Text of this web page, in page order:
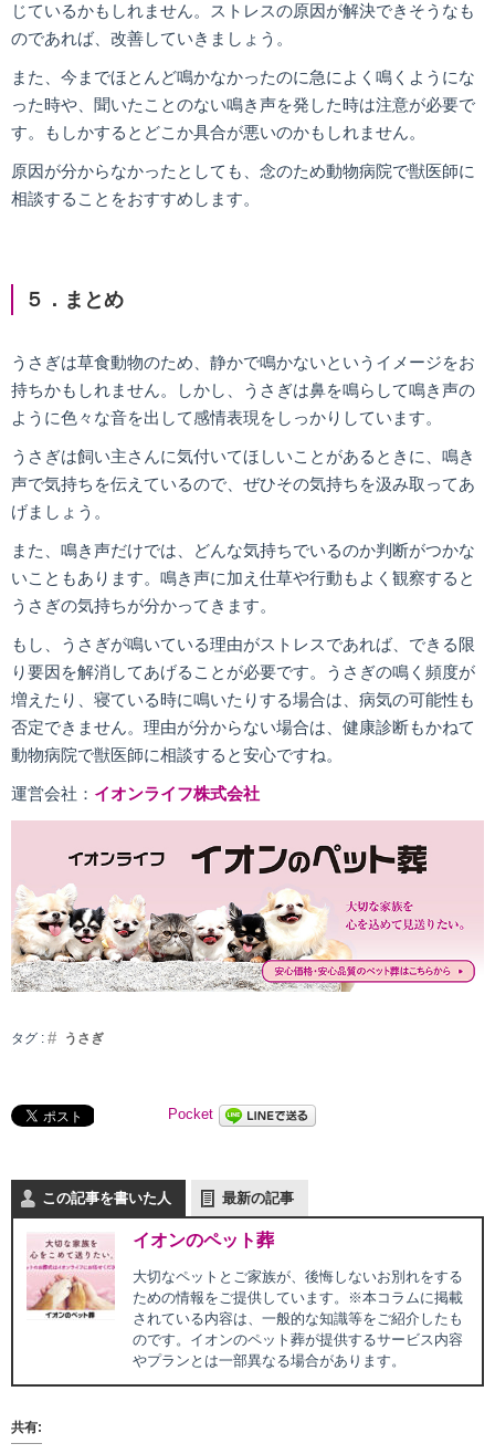
じているかもしれません。ストレスの原因が解決できそうなも
のであれば、改善していきましょう。
また、今までほとんど鳴かなかったのに急によく鳴くようにな
った時や、聞いたことのない鳴き声を発した時は注意が必要で
す。もしかするとどこか具合が悪いのかもしれません。
原因が分からなかったとしても、念のため動物病院で獣医師に
相談することをおすすめします。
５．まとめ
うさぎは草食動物のため、静かで鳴かないというイメージをお
持ちかもしれません。しかし、うさぎは鼻を鳴らして鳴き声の
ように色々な音を出して感情表現をしっかりしています。
うさぎは飼い主さんに気付いてほしいことがあるときに、鳴き
声で気持ちを伝えているので、ぜひその気持ちを汲み取ってあ
げましょう。
また、鳴き声だけでは、どんな気持ちでいるのか判断がつかな
いこともあります。鳴き声に加え仕草や行動もよく観察すると
うさぎの気持ちが分かってきます。
もし、うさぎが鳴いている理由がストレスであれば、できる限
り要因を解消してあげることが必要です。うさぎの鳴く頻度が
増えたり、寝ている時に鳴いたりする場合は、病気の可能性も
否定できません。理由が分からない場合は、健康診断もかねて
動物病院で獣医師に相談すると安心ですね。
運営会社： イオンライフ株式会社
タグ : うさぎ
Pocket
この記事を書いた人 最新の記事
イオンのペット葬
大切なペットとご家族が、後悔しないお別れをする
ための情報をご提供しています。※本コラムに掲載
されている内容は、一般的な知識等をご紹介したも
のです。イオンのペット葬が提供するサービス内容
やプランとは一部異なる場合があります。
共有: